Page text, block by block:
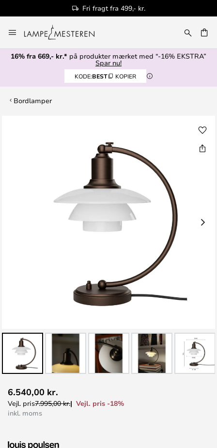
Fri fragt fra 499,- kr.
to
Content
16% fra 669,- kr.* på produkter mærket med “-16% EKSTRA”
Spar nu!
KODE:BEST KOPIER
Bordlamper
til
starten
6.540,00 kr.
Vejl. pris7.995,00 kr.
Vejl. pris -18%
inkl. moms